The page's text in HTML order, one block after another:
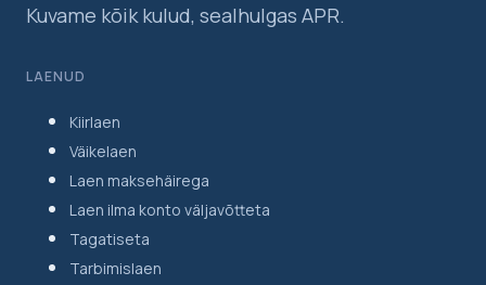
Kuvame kõik kulud, sealhulgas APR.
LAENUD
Kiirlaen
Väikelaen
Laen maksehäirega
Laen ilma konto väljavõtteta
Tagatiseta
Tarbimislaen